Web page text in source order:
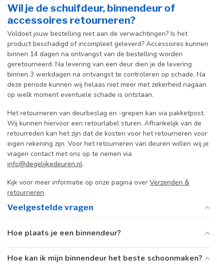
Wil je de schuifdeur, binnendeur of
accessoires retourneren?
Voldoet jouw bestelling niet aan de verwachtingen? Is het
product beschadigd of incompleet geleverd? Accessoires kunnen
binnen 14 dagen na ontvangst van de bestelling worden
geretourneerd. Na levering van een deur dien je de levering
binnen 3 werkdagen na ontvangst te controleren op schade. Na
deze periode kunnen wij helaas niet meer met zekerheid nagaan
op welk moment eventuele schade is ontstaan.
Het retourneren van deurbeslag en -grepen kan via pakketpost.
Wij kunnen hiervoor een retourlabel sturen. Afhankelijk van de
retourreden kan het zijn dat de kosten voor het retourneren voor
eigen rekening zijn. Voor het retourneren van deuren willen wij je
vragen contact met ons op te nemen via
info@degelijkedeuren.nl.
Kijk voor meer informatie op onze pagina over Verzenden &
retourneren.
Veelgestelde vragen
Hoe plaats je een binnendeur?
Hoe kan ik mijn binnendeur het beste schoonmaken?